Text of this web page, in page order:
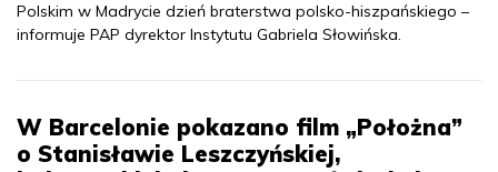
Polskim w Madrycie dzień braterstwa polsko-hiszpańskiego –
informuje PAP dyrektor Instytutu Gabriela Słowińska.
W Barcelonie pokazano film „Położna”
o Stanisławie Leszczyńskiej,